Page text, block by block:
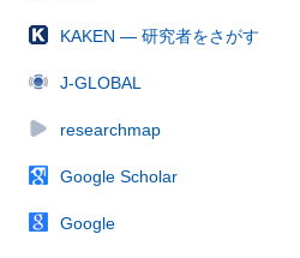
KAKEN — 研究者をさがす
J-GLOBAL
researchmap
Google Scholar
Google